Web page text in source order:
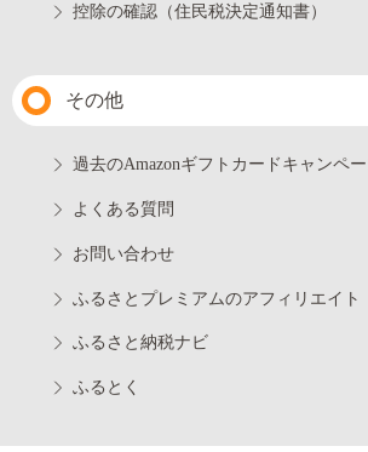
控除の確認（住民税決定通知書）
その他
過去のAmazonギフトカードキャンペ
よくある質問
お問い合わせ
ふるさとプレミアムのアフィリエイト
ふるさと納税ナビ
ふるとく